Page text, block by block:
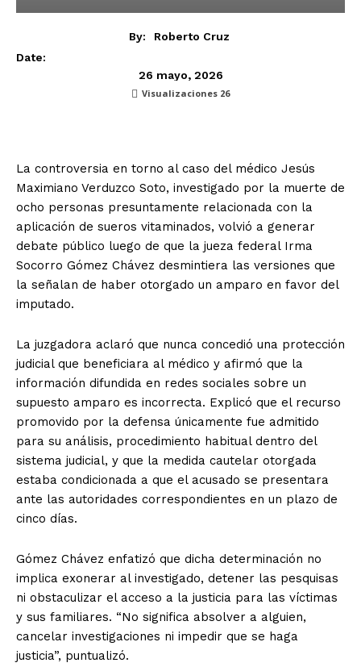
By:
Roberto Cruz
Date:
26 mayo, 2026
Visualizaciones 26
La controversia en torno al caso del médico Jesús
Maximiano Verduzco Soto, investigado por la muerte de
ocho personas presuntamente relacionada con la
aplicación de sueros vitaminados, volvió a generar
debate público luego de que la jueza federal Irma
Socorro Gómez Chávez desmintiera las versiones que
la señalan de haber otorgado un amparo en favor del
imputado.
La juzgadora aclaró que nunca concedió una protección
judicial que beneficiara al médico y afirmó que la
información difundida en redes sociales sobre un
supuesto amparo es incorrecta. Explicó que el recurso
promovido por la defensa únicamente fue admitido
para su análisis, procedimiento habitual dentro del
sistema judicial, y que la medida cautelar otorgada
estaba condicionada a que el acusado se presentara
ante las autoridades correspondientes en un plazo de
cinco días.
Gómez Chávez enfatizó que dicha determinación no
implica exonerar al investigado, detener las pesquisas
ni obstaculizar el acceso a la justicia para las víctimas
y sus familiares. “No significa absolver a alguien,
cancelar investigaciones ni impedir que se haga
justicia”, puntualizó.